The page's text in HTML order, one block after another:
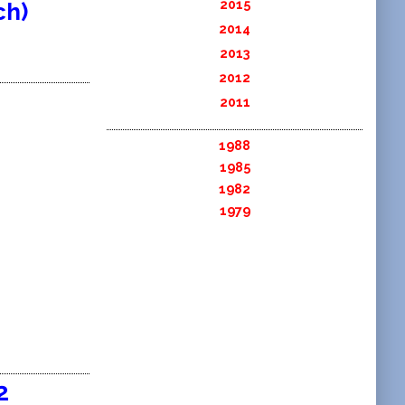
2015
2014
2013
2012
2011
1988
1985
1982
1979